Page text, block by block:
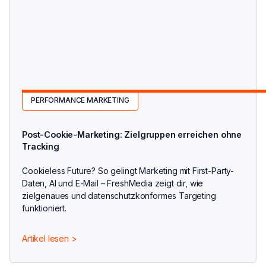
PERFORMANCE MARKETING
Post-Cookie-Marketing: Zielgruppen erreichen ohne
Tracking
Cookieless Future? So gelingt Marketing mit First-Party-
Daten, AI und E-Mail – FreshMedia zeigt dir, wie
zielgenaues und datenschutzkonformes Targeting
funktioniert.
Artikel lesen >